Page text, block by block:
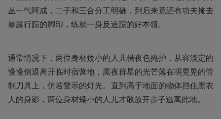
丛一气呵成，二子和三合分工明确，到后来竟还有功夫掩去
暴露行踪的脚印，练就一身反追踪的好本领。
通常情况下，两位身材矮小的人儿借夜色掩护，从容淡定的
慢慢倒退离开临时宿营地，黑夜群星的光芒落在明晃晃的管
制刀具上，仿若警示的灯光。直到高于地面的物体挡住黑衣
人的身影，两位身材矮小的人儿才敢放开步子逃离此地。